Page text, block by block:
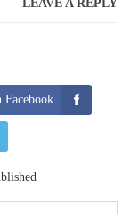
LEAVE A REPLY